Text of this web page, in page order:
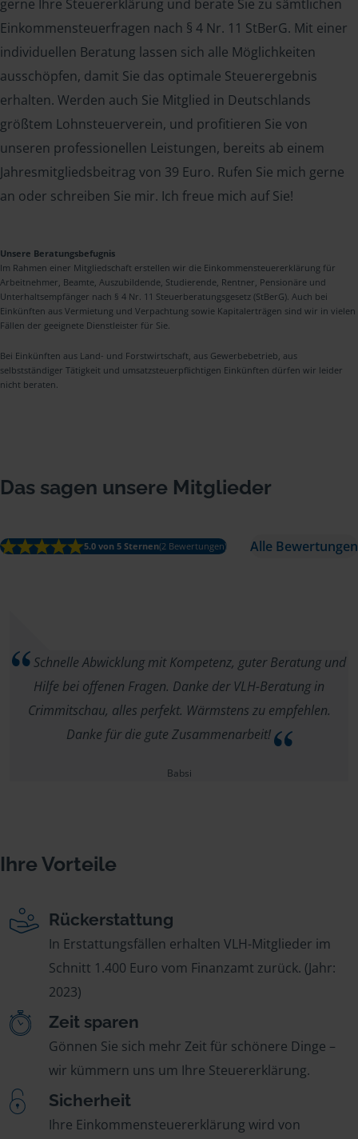
gerne Ihre Steuererklärung und berate Sie zu sämtlichen
Einkommensteuerfragen nach § 4 Nr. 11 StBerG. Mit einer
individuellen Beratung lassen sich alle Möglichkeiten
ausschöpfen, damit Sie das optimale Steuerergebnis
erhalten. Werden auch Sie Mitglied in Deutschlands
größtem Lohnsteuerverein, und profitieren Sie von
unseren professionellen Leistungen, bereits ab einem
Jahresmitgliedsbeitrag von 39 Euro. Rufen Sie mich gerne
an oder schreiben Sie mir. Ich freue mich auf Sie!
Unsere Beratungsbefugnis
Im Rahmen einer Mitgliedschaft erstellen wir die Einkommensteuererklärung für
Arbeitnehmer, Beamte, Auszubildende, Studierende, Rentner, Pensionäre und
Unterhaltsempfänger nach § 4 Nr. 11 Steuerberatungsgesetz (StBerG). Auch bei
Einkünften aus Vermietung und Verpachtung sowie Kapitalerträgen sind wir in vielen
Fällen der geeignete Dienstleister für Sie.
Bei Einkünften aus Land- und Forstwirtschaft, aus Gewerbebetrieb, aus
selbstständiger Tätigkeit und umsatzsteuerpflichtigen Einkünften dürfen wir leider
nicht beraten.
Das sagen unsere Mitglieder
5.0 von 5 Sternen(2 Bewertungen) Alle Bewertungen
Schnelle Abwicklung mit Kompetenz, guter Beratung und
Hilfe bei offenen Fragen. Danke der VLH-Beratung in
Crimmitschau, alles perfekt. Wärmstens zu empfehlen.
Danke für die gute Zusammenarbeit!
Babsi
Ihre Vorteile
Rückerstattung
In Erstattungsfällen erhalten VLH-Mitglieder im
Schnitt 1.400 Euro vom Finanzamt zurück. (Jahr:
2023)
Zeit sparen
Gönnen Sie sich mehr Zeit für schönere Dinge –
wir kümmern uns um Ihre Steuererklärung.
Sicherheit
Ihre Einkommensteuererklärung wird von